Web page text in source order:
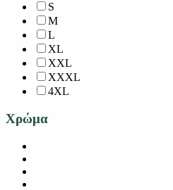
S
M
L
XL
XXL
XXXL
4XL
Χρώμα